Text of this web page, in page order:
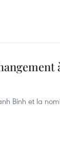
Binh et la